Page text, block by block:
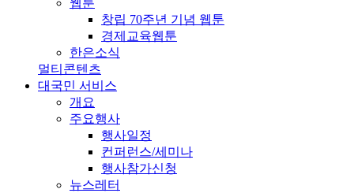
창립 70주년 기념 웹툰
경제교육웹툰
한은소식
멀티콘텐츠
대국민 서비스
개요
주요행사
행사일정
컨퍼런스/세미나
행사참가신청
뉴스레터